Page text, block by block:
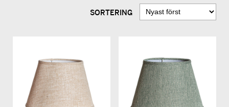
SORTERING